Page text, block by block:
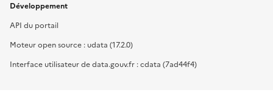
Développement
API du portail
Moteur open source : udata (17.2.0)
Interface utilisateur de data.gouv.fr : cdata (7ad44f4)